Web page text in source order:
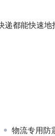
都能快速地
物流专用防